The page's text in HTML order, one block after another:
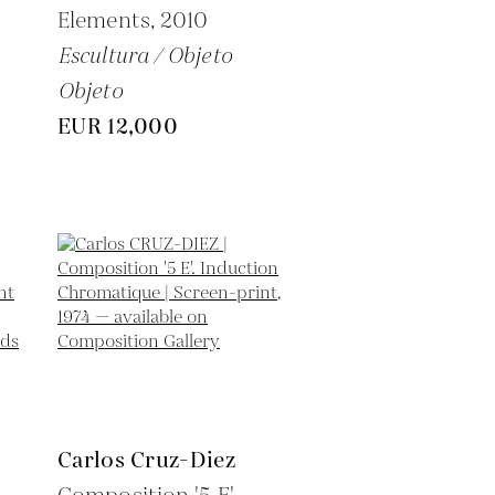
Elements, 2010
Escultura / Objeto
Objeto
EUR 12,000
Carlos Cruz-Diez